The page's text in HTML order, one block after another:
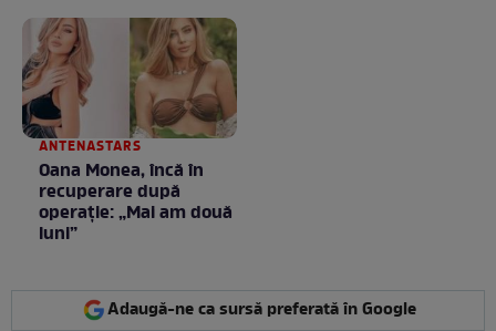
ANTENASTARS
Oana Monea, încă în
recuperare după
operație: „Mai am două
luni”
Adaugă-ne ca sursă preferată în Google